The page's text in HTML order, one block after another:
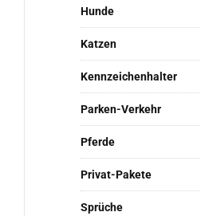
Hunde
Katzen
Kennzeichenhalter
Parken-Verkehr
Pferde
Privat-Pakete
Sprüche